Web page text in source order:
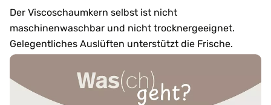
Der Viscoschaumkern selbst ist nicht
maschinenwaschbar und nicht trocknergeeignet.
Gelegentliches Auslüften unterstützt die Frische.